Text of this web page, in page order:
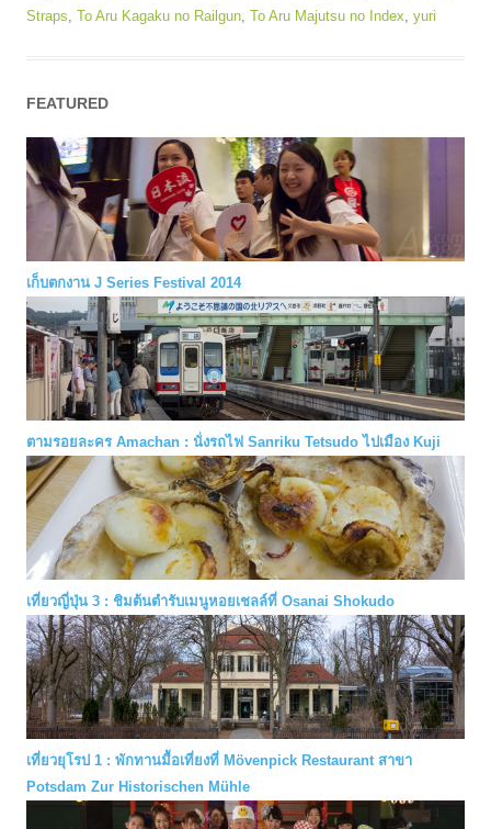
Straps, To Aru Kagaku no Railgun, To Aru Majutsu no Index, yuri
FEATURED
เก็บตกงาน J Series Festival 2014
ตามรอยละคร Amachan : นั่งรถไฟ Sanriku Tetsudo ไปเมือง Kuji
เที่ยวญี่ปุ่น 3 : ชิมต้นตำรับเมนูหอยเชลล์ที่ Osanai Shokudo
เที่ยวยุโรป 1 : พักทานมื้อเที่ยงที่ Mövenpick Restaurant สาขา
Potsdam Zur Historischen Mühle